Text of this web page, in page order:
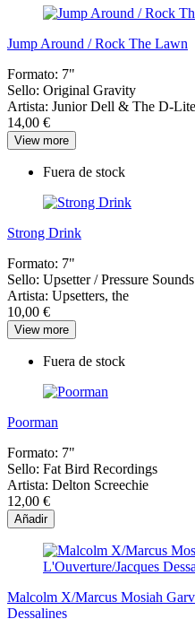
Jump Around / Rock The Lawn
Formato: 7"
Sello: Original Gravity
Artista: Junior Dell & The D-
14,00 €
View more
Fuera de stock
Strong Drink
Formato: 7"
Sello: Upsetter / Pressure Sounds
Artista: Upsetters, the
10,00 €
View more
Fuera de stock
Poorman
Formato: 7"
Sello: Fat Bird Recordings
Artista: Delton Screechie
12,00 €
Añadir
Malcolm X/Marcus Mosiah
Dessalines